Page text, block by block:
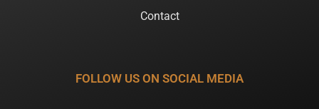
Contact
FOLLOW US ON SOCIAL MEDIA